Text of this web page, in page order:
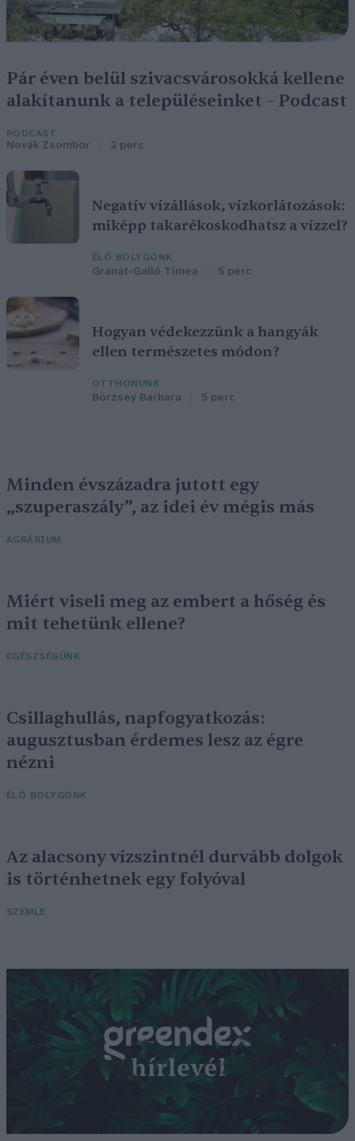
Pár éven belül szivacsvárosokká kellene
alakítanunk a településeinket – Podcast
PODCAST
Novák Zsombor 2 perc
Negatív vízállások, vízkorlátozások:
miképp takarékoskodhatsz a vízzel?
ÉLŐ BOLYGÓNK
Granát-Galló Tímea 5 perc
Hogyan védekezzünk a hangyák
ellen természetes módon?
OTTHONUNK
Börzsey Barbara 5 perc
Minden évszázadra jutott egy
„szuperaszály”, az idei év mégis más
AGRÁRIUM
Miért viseli meg az embert a hőség és
mit tehetünk ellene?
EGÉSZSÉGÜNK
Csillaghullás, napfogyatkozás:
augusztusban érdemes lesz az égre
nézni
ÉLŐ BOLYGÓNK
Az alacsony vízszintnél durvább dolgok
is történhetnek egy folyóval
SZEMLE